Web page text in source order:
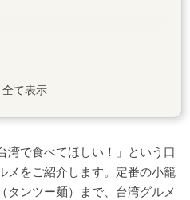
山丘
全て表示
湾で食べてほしい！」という口
メをご紹介します。定番の小籠
タンツー麺）まで、台湾グルメ